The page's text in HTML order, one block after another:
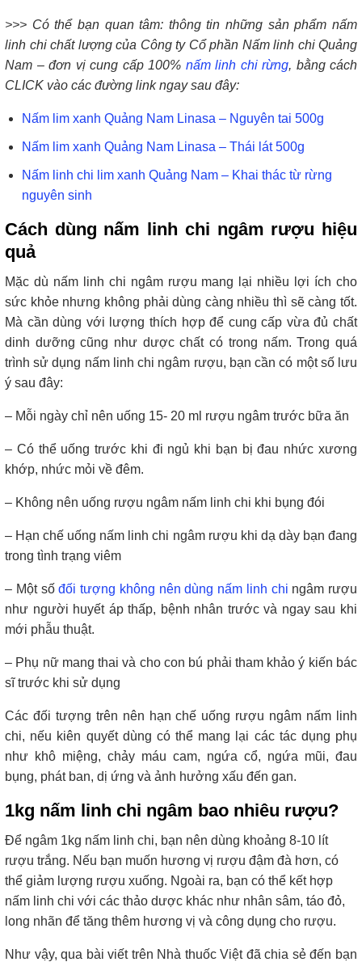
>>> Có thể bạn quan tâm: thông tin những sản phẩm nấm
linh chi chất lượng của Công ty Cổ phần Nấm linh chi Quảng
Nam – đơn vị cung cấp 100% nấm linh chi rừng, bằng cách
CLICK vào các đường link ngay sau đây:
Nấm lim xanh Quảng Nam Linasa – Nguyên tai 500g
Nấm lim xanh Quảng Nam Linasa – Thái lát 500g
Nấm linh chi lim xanh Quảng Nam – Khai thác từ rừng
nguyên sinh
Cách dùng nấm linh chi ngâm rượu hiệu
quả
Mặc dù nấm linh chi ngâm rượu mang lại nhiều lợi ích cho
sức khỏe nhưng không phải dùng càng nhiều thì sẽ càng tốt.
Mà cần dùng với lượng thích hợp để cung cấp vừa đủ chất
dinh dưỡng cũng như dược chất có trong nấm. Trong quá
trình sử dụng nấm linh chi ngâm rượu, bạn cần có một số lưu
ý sau đây:
– Mỗi ngày chỉ nên uống 15- 20 ml rượu ngâm trước bữa ăn
– Có thể uống trước khi đi ngủ khi bạn bị đau nhức xương
khớp, nhức mỏi về đêm.
– Không nên uống rượu ngâm nấm linh chi khi bụng đói
– Hạn chế uống nấm linh chi ngâm rượu khi dạ dày bạn đang
trong tình trạng viêm
– Một sốđối tượng không nên dùng nấm linh chi ngâm rượu
như người huyết áp thấp, bệnh nhân trước và ngay sau khi
mới phẫu thuật.
– Phụ nữ mang thai và cho con bú phải tham khảo ý kiến bác
sĩ trước khi sử dụng
Các đối tượng trên nên hạn chế uống rượu ngâm nấm linh
chi, nếu kiên quyết dùng có thể mang lại các tác dụng phụ
như khô miệng, chảy máu cam, ngứa cổ, ngứa mũi, đau
bụng, phát ban, dị ứng và ảnh hưởng xấu đến gan.
1kg nấm linh chi ngâm bao nhiêu rượu?
Để ngâm 1kg nấm linh chi, bạn nên dùng khoảng 8-10 lít
rượu trắng. Nếu bạn muốn hương vị rượu đậm đà hơn, có
thể giảm lượng rượu xuống. Ngoài ra, bạn có thể kết hợp
nấm linh chi với các thảo dược khác như nhân sâm, táo đỏ,
long nhãn để tăng thêm hương vị và công dụng cho rượu.
Như vậy, qua bài viết trên Nhà thuốc Việt đã chia sẻ đến bạn